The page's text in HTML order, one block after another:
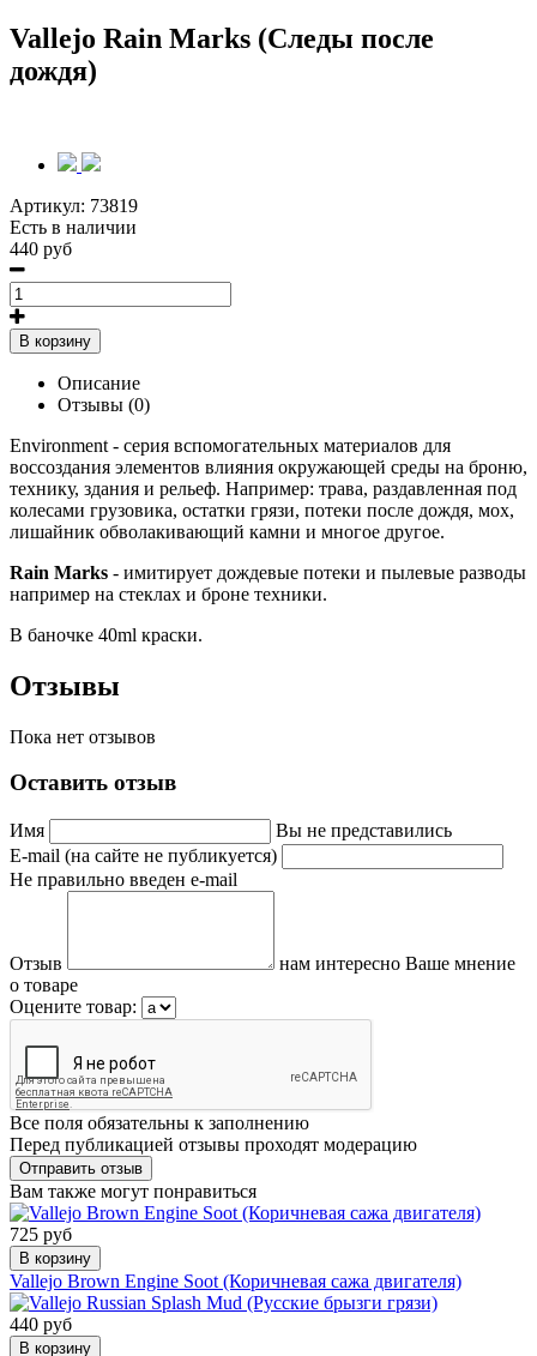
Vallejo Rain Marks (Следы после
дождя)
Артикул: 73819
Есть в наличии
440 руб
В корзину
Описание
Отзывы (0)
Environment - серия вспомогательных материалов для
воссоздания элементов влияния окружающей среды на броню,
технику, здания и рельеф. Например: трава, раздавленная под
колесами грузовика, остатки грязи, потеки после дождя, мох,
лишайник обволакивающий камни и многое другое.
Rain Marks - имитирует дождевые потеки и пылевые разводы
например на стеклах и броне техники.
В баночке 40ml краски.
Отзывы
Пока нет отзывов
Оставить отзыв
Имя
Вы не представились
E-mail (на сайте не публикуется)
Не правильно введен e-mail
Отзыв
нам интересно Ваше мнение
о товаре
Оцените товар:
Все поля обязательны к заполнению
Перед публикацией отзывы проходят модерацию
Вам также могут понравиться
725 руб
В корзину
Vallejo Brown Engine Soot (Коричневая сажа двигателя)
440 руб
В корзину